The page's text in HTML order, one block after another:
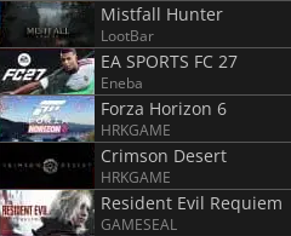
Mistfall Hunter
LootBar
EA SPORTS FC 27
Eneba
Forza Horizon 6
HRKGAME
Crimson Desert
HRKGAME
Resident Evil Requiem
GAMESEAL